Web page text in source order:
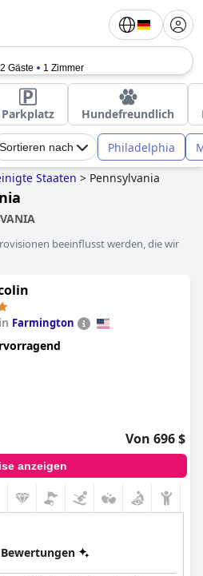
2 Gäste 1 Zimmer
Parkplatz Hundefreundlich
Sortieren nach Philadelphia
Staaten > Pennsylvania
beeinflusst werden, die wir
Farmington
Von 696 $
anzeigen